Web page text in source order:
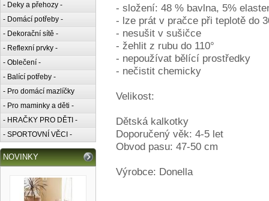
- Deky a přehozy -
- Domácí potřeby -
- Dekorační sítě -
- Reflexní prvky -
- Oblečení -
- Balící potřeby -
- Pro domácí mazlíčky
- Pro maminky a děti -
- HRAČKY PRO DĚTI -
- SPORTOVNÍ VĚCI -
NOVINKY
- složení: 48 % bavlna, 5%
- lze prát v pračce při teplotě do
- nesušit v sušičce
- žehlit z rubu do 110°
- nepoužívat bělící prostředky
- nečistit chemicky
Velikost:
Dětská kalkotky
Doporučený věk: 4-5 let
Obvod pasu: 47-50 cm
Výrobce: Donella